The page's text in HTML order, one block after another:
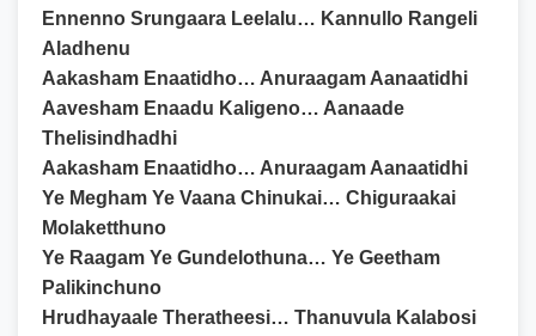
Ennenno Srungaara Leelalu… Kannullo Rangeli
Aladhenu
Aakasham Enaatidho… Anuraagam Aanaatidhi
Aavesham Enaadu Kaligeno… Aanaade
Thelisindhadhi
Aakasham Enaatidho… Anuraagam Aanaatidhi
Ye Megham Ye Vaana Chinukai… Chiguraakai
Molaketthuno
Ye Raagam Ye Gundelothuna… Ye Geetham
Palikinchuno
Hrudhayaale Theratheesi… Thanuvula Kalabosi